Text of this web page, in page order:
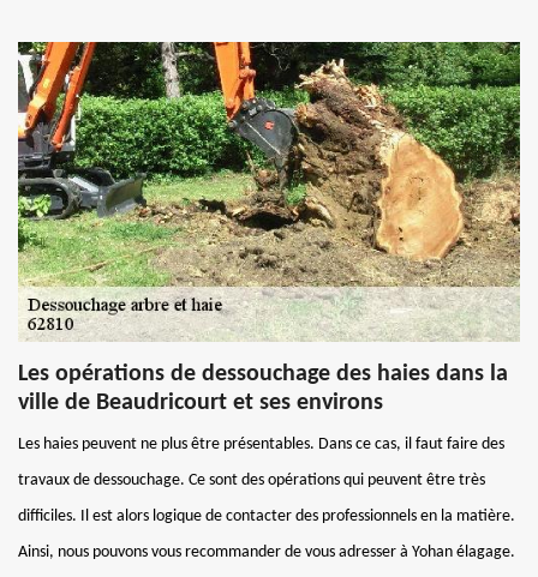
Les opérations de dessouchage des haies dans la
ville de Beaudricourt et ses environs
Les haies peuvent ne plus être présentables. Dans ce cas, il faut faire des
travaux de dessouchage. Ce sont des opérations qui peuvent être très
difficiles. Il est alors logique de contacter des professionnels en la matière.
Ainsi, nous pouvons vous recommander de vous adresser à Yohan élagage.